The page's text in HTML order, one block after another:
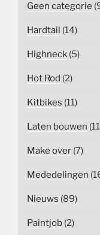
Geen categorie
Hardtail (14)
Highneck (5)
Hot Rod (2)
Kitbikes (11)
Laten bouwen
Make over (7)
Mededelingen
Nieuws (89)
Paintjob (2)